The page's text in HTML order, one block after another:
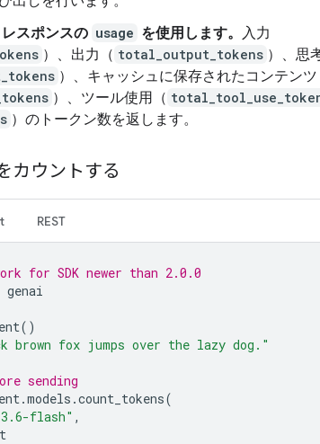
スポンスの usage を使用します。
入力
）、出力（ total_output_tokens ）、思
）、キャッシュに保存されたコンテンツ
）、ツール使用（
）のトークン数を返します。
カウントする
REST
for SDK newer than 2.0.0
genai
()
brown fox jumps over the lazy dog."
sending
.models .count_tokens(
flash" ,